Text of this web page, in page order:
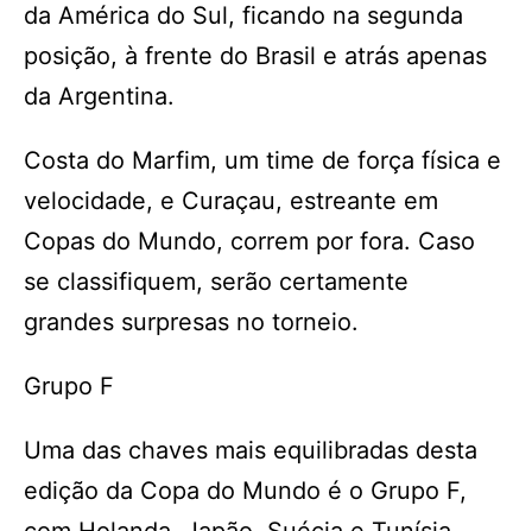
da América do Sul, ficando na segunda
posição, à frente do Brasil e atrás apenas
da Argentina.
Costa do Marfim, um time de força física e
velocidade, e Curaçau, estreante em
Copas do Mundo, correm por fora. Caso
se classifiquem, serão certamente
grandes surpresas no torneio.
Grupo F
Uma das chaves mais equilibradas desta
edição da Copa do Mundo é o Grupo F,